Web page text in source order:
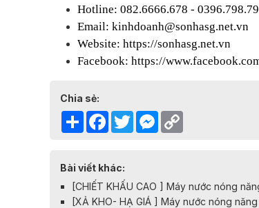
Hotline: 082.6666.678 -
Email: kinhdoanh@sonhasg.net.vn
Website: https://sonhasg.net.vn
Facebook: https://
Chia sẻ:
Share Facebook
TwitterMessenger
Bài viết khác:
[CHIẾT KHẤU CAO ] Máy nước nóng
[XẢ KHO- HẠ GIÁ ] Máy nước nóng